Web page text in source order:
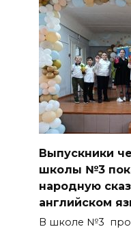
Выпускники
школы №3
народную
английском
В школе №3